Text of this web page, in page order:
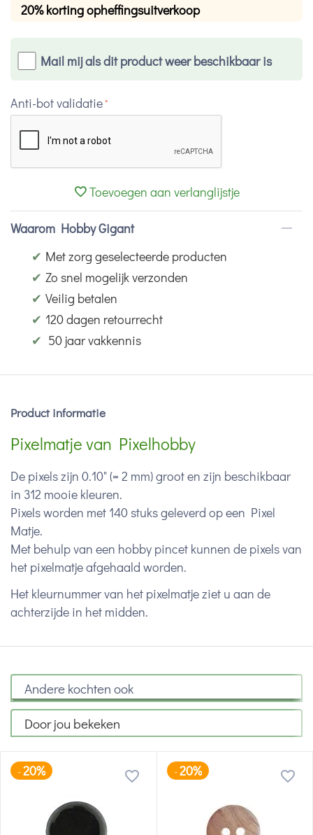
20% korting opheffingsuitverkoop
Mail mij als dit product weer beschikbaar is
Anti-bot validatie
Toevoegen aan verlanglijstje
Waarom Hobby Gigant
✔ Met zorg geselecteerde producten
✔ Zo snel mogelijk verzonden
✔ Veilig betalen
✔ 120 dagen retourrecht
✔ 50 jaar vakkennis
Product informatie
Pixelmatje van Pixelhobby
De pixels zijn 0.10" (= 2 mm) groot en zijn beschikbaar
in 312 mooie kleuren.
Pixels worden met 140 stuks geleverd op een Pixel
Matje.
Met behulp van een hobby pincet kunnen de pixels van
het pixelmatje afgehaald worden.
Het kleurnummer van het pixelmatje ziet u aan de
achterzijde in het midden.
Andere kochten ook
Door jou bekeken
-20% -20%